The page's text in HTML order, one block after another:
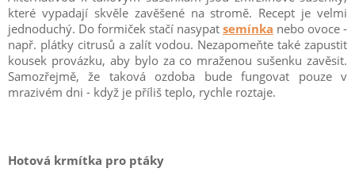
které vypadají skvěle zavěšené na stromě. Recept je velmi
jednoduchý. Do formiček stačí nasypat semínka nebo ovoce -
např. plátky citrusů a zalít vodou. Nezapomeňte také zapustit
kousek provázku, aby bylo za co mraženou sušenku zavěsit.
Samozřejmě, že taková ozdoba bude fungovat pouze v
mrazivém dni - když je příliš teplo, rychle roztaje.
Hotová krmítka pro ptáky